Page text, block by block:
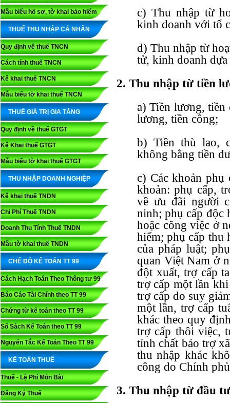
Mẫu biểu hồ sơ, tờ khai bảo hiểm
THUẾ THU NHẬP CÁ NHÂN
Quy định về thuế TNCN
Cách tính thuế TNCN
Kê khai thuế TNCN
Mẫu biểu tờ khai thuế TNCN
THUẾ GIÁ TRỊ GIA TĂNG
Quy định về thuế GTGT
Kê Khai thuế GTGT
Mẫu biểu tờ khai thuế GTGT
THU NHẬP DOANH NGHIỆP
Kê khai thuế TNDN
Chi Phí Thuế TNDN
Doanh Thu Tính Thuế TNDN
Mẫu tờ khai thuế TNDN
CHẾ ĐỘ KẾ TOÁN TT 99
Cách Hạch Toán Theo Thông tư 99
Báo Cáo Tài Chính theo TT 99
Chứng từ kế toán theo TT 99
Sổ Sách Kế Toán theo TT 99
Nguyên Tắc Kế Toán Theo TT 99
KẾ TOÁN THUẾ
Thuế - Lệ Phí Môn Bài
Đăng Ký Thuế
c) Thu nhập từ
kinh doanh với tổ
d) Thu nhập từ
tử, kinh doanh
2. Thu nhập từ tiền
a) Tiền lương, tiền
lương, tiền công;
b) Tiền thù lao,
không bằng tiền
c) Các khoản phụ
khoản: phụ cấp,
về ưu đãi người
ninh; phụ cấp độc
hoặc công việc ở
hiểm; phụ cấp thu
của pháp luật;
quan Việt Nam ở
đột xuất, trợ cấp
trợ cấp một lần
trợ cấp do suy
một lần, trợ cấp
khác theo quy
trợ cấp thôi việc,
tính chất bảo trợ
thu nhập khác
công do Chính
3. Thu nhập từ đầu